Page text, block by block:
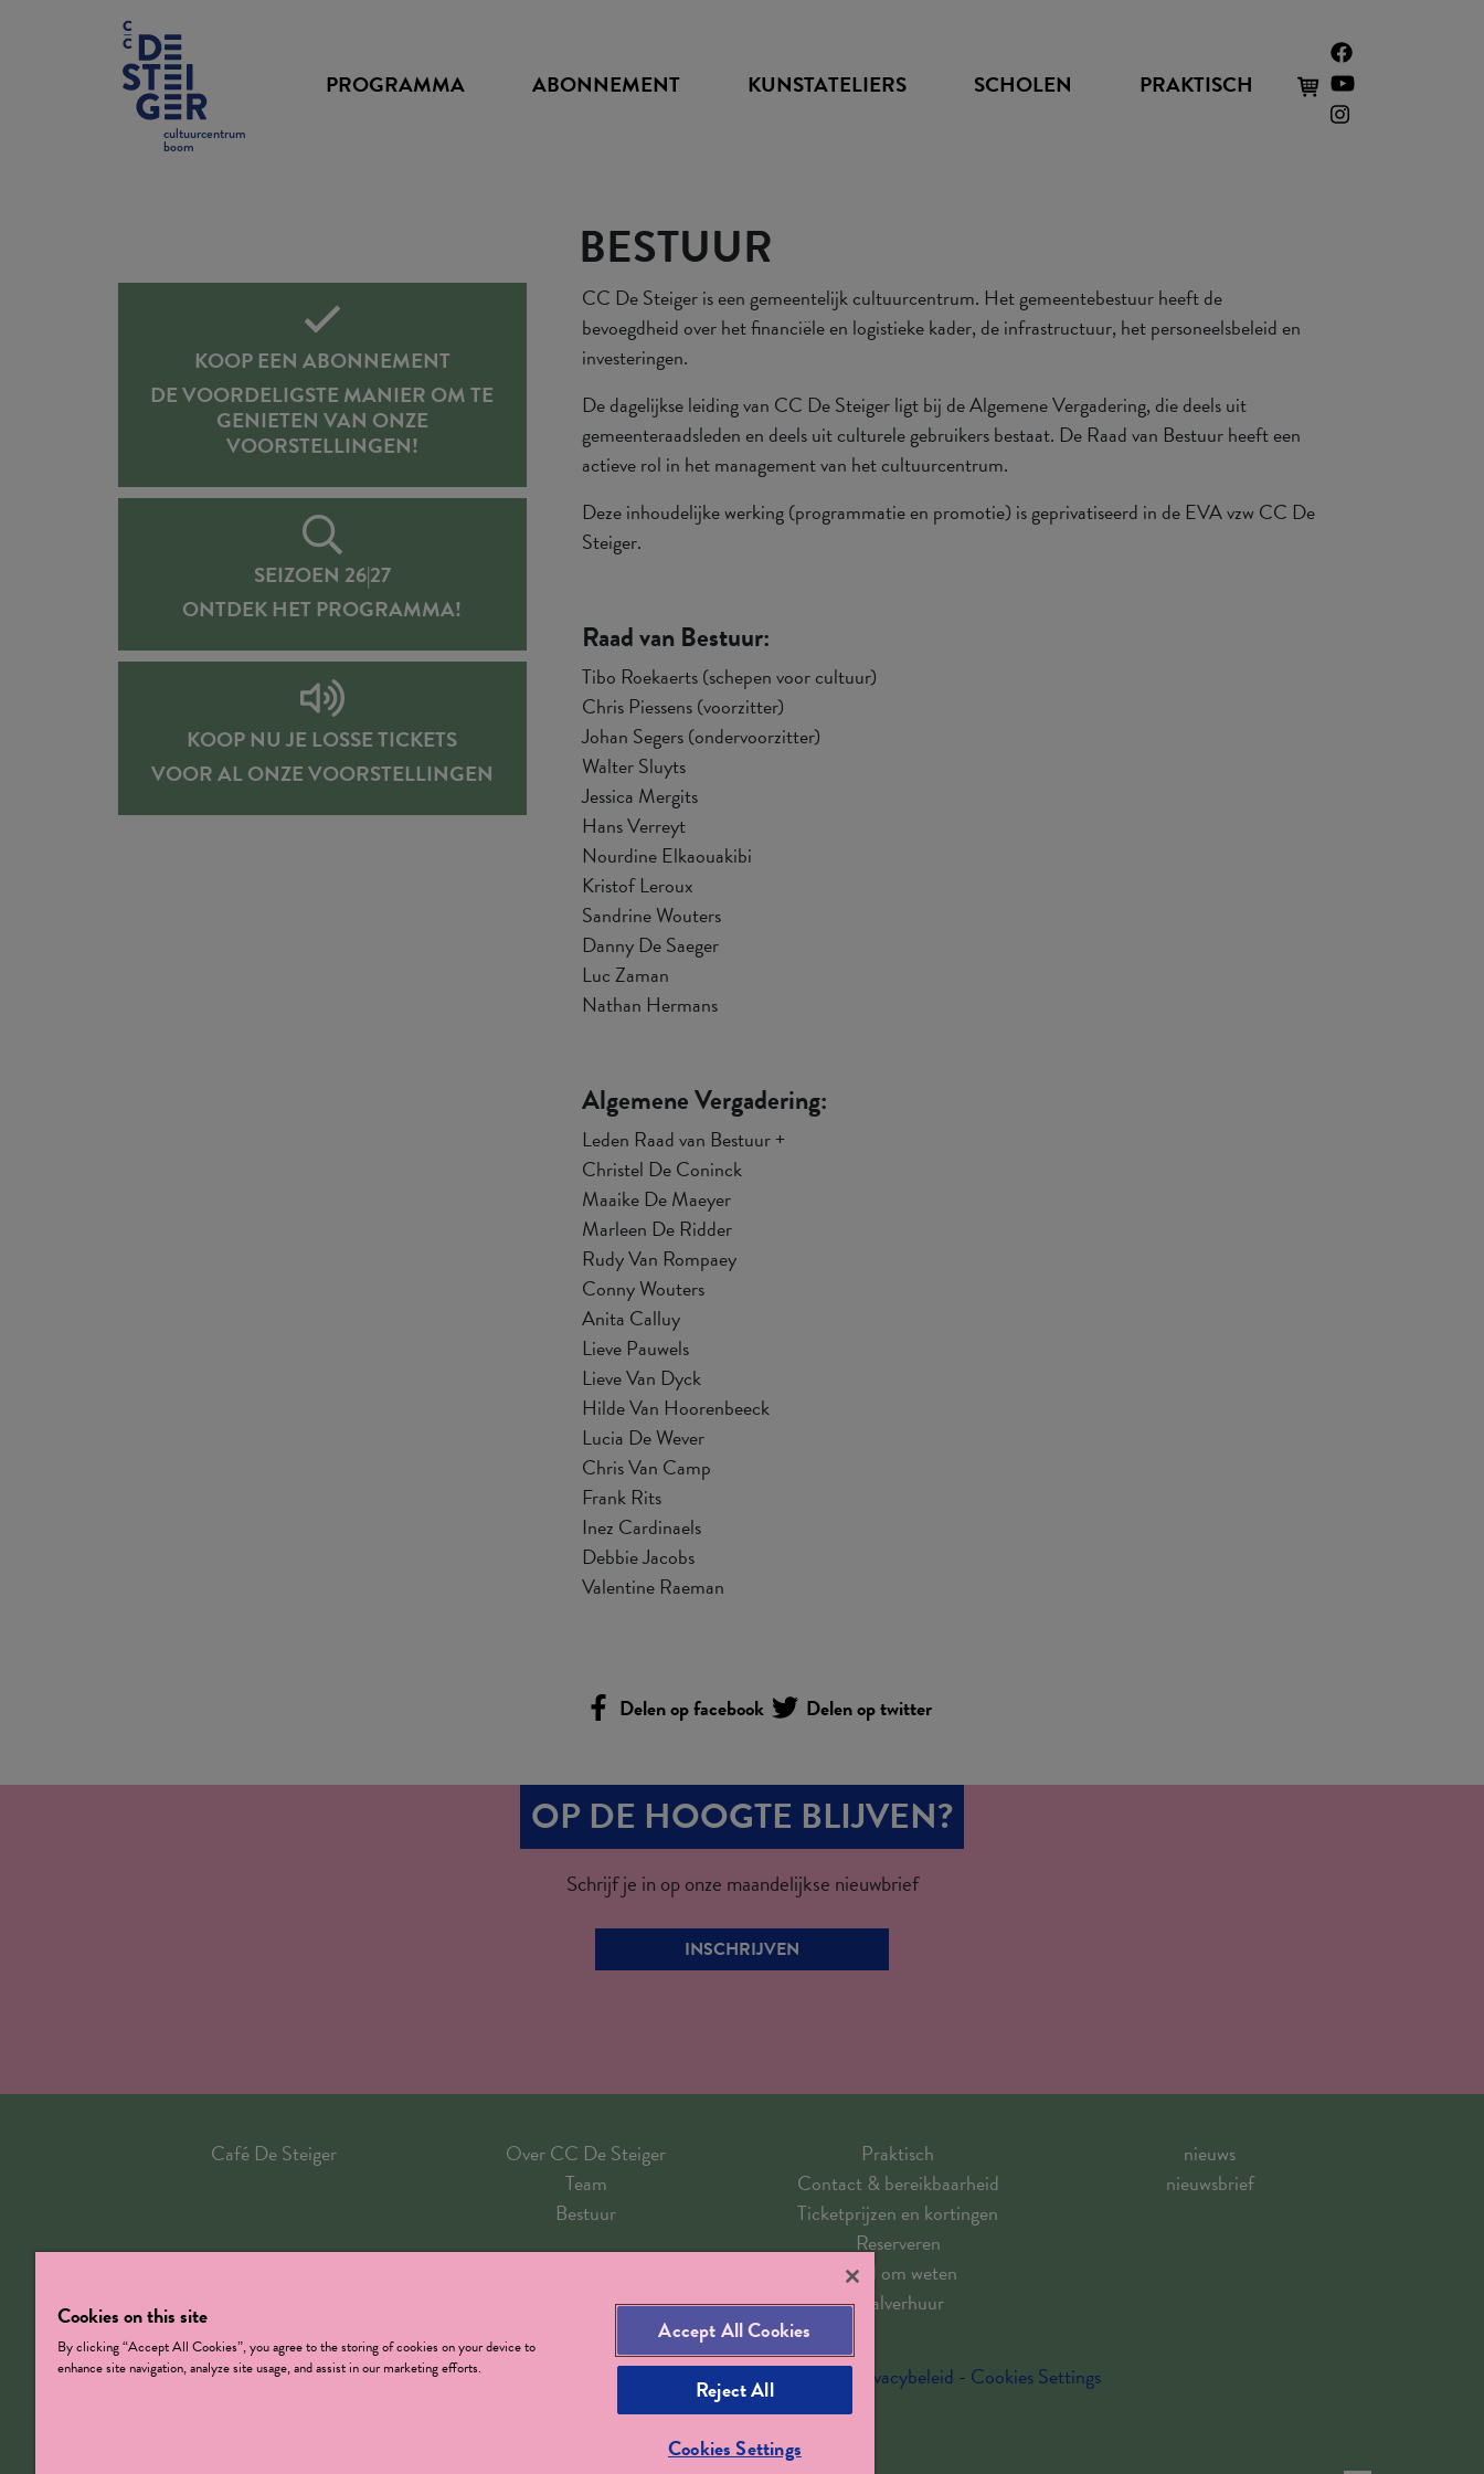
cultuurcentrum
boom
PROGRAMMA ABONNEMENT KUNSTATELIERS SCHOLEN PRAKTISCH
BESTUUR
KOOP EEN ABONNEMENT
DE VOORDELIGSTE MANIER OM TE
GENIETEN VAN ONZE
VOORSTELLINGEN!
SEIZOEN 26|27
ONTDEK HET PROGRAMMA!
KOOP NU JE LOSSE TICKETS
VOOR AL ONZE VOORSTELLINGEN
CC De Steiger is een gemeentelijk cultuurcentrum. Het gemeentebestuur heeft de
bevoegdheid over het financiële en logistieke kader, de infrastructuur, het personeelsbeleid en
investeringen.
De dagelijkse leiding van CC De Steiger ligt bij de Algemene Vergadering, die deels uit
gemeenteraadsleden en deels uit culturele gebruikers bestaat. De Raad van Bestuur heeft een
actieve rol in het management van het cultuurcentrum.
Deze inhoudelijke werking (programmatie en promotie) is geprivatiseerd in de EVA vzw CC De
Steiger.
Raad van Bestuur:
Tibo Roekaerts (schepen voor cultuur)
Chris Piessens (voorzitter)
Johan Segers (ondervoorzitter)
Walter Sluyts
Jessica Mergits
Hans Verreyt
Nourdine Elkaouakibi
Kristof Leroux
Sandrine Wouters
Danny De Saeger
Luc Zaman
Nathan Hermans
Algemene Vergadering:
Leden Raad van Bestuur +
Christel De Coninck
Maaike De Maeyer
Marleen De Ridder
Rudy Van Rompaey
Conny Wouters
Anita Calluy
Lieve Pauwels
Lieve Van Dyck
Hilde Van Hoorenbeeck
Lucia De Wever
Chris Van Camp
Frank Rits
Inez Cardinaels
Debbie Jacobs
Valentine Raeman
Delen op facebook Delen op twitter
OP DE HOOGTE BLIJVEN?
Schrijf je in op onze maandelijkse nieuwbrief
INSCHRIJVEN
Café De Steiger
Over CC De Steiger
Team
Bestuur
Praktisch
Contact & bereikbaarheid
Ticketprijzen en kortingen
Reserveren
goed om weten
Zaalverhuur
nieuws
nieuwsbrief
CC De Steiger - T 03 880 18 00 - ccdesteiger@boom.be -privacybeleid - Cookies Settings
Cookies on this site
By clicking “Accept All Cookies”, you agree to the storing of cookies on your device to
enhance site navigation, analyze site usage, and assist in our marketing efforts.
Accept All Cookies
Reject All
Cookies Settings